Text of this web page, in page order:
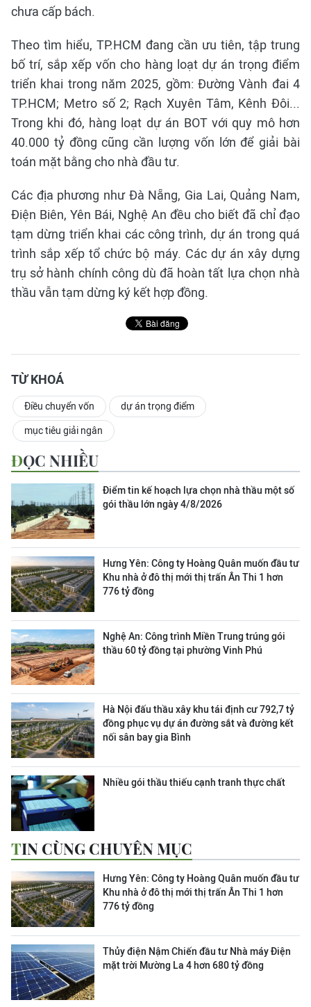
chưa cấp bách.
Theo tìm hiểu, TP.HCM đang cần ưu tiên, tập trung
bố trí, sắp xếp vốn cho hàng loạt dự án trọng điểm
triển khai trong năm 2025, gồm: Đường Vành đai 4
TP.HCM; Metro số 2; Rạch Xuyên Tâm, Kênh Đôi...
Trong khi đó, hàng loạt dự án BOT với quy mô hơn
40.000 tỷ đồng cũng cần lượng vốn lớn để giải bài
toán mặt bằng cho nhà đầu tư.
Các địa phương như Đà Nẵng, Gia Lai, Quảng Nam,
Điện Biên, Yên Bái, Nghệ An đều cho biết đã chỉ đạo
tạm dừng triển khai các công trình, dự án trong quá
trình sắp xếp tổ chức bộ máy. Các dự án xây dựng
trụ sở hành chính công dù đã hoàn tất lựa chọn nhà
thầu vẫn tạm dừng ký kết hợp đồng.
TỪ KHOÁ
Điều chuyển vốn dự án trọng điểm
mục tiêu giải ngân
ĐỌC NHIỀU
Điểm tin kế hoạch lựa chọn nhà thầu một số
gói thầu lớn ngày 4/8/2026
Hưng Yên: Công ty Hoàng Quân muốn đầu tư
Khu nhà ở đô thị mới thị trấn Ân Thi 1 hơn
776 tỷ đồng
Nghệ An: Công trình Miền Trung trúng gói
thầu 60 tỷ đồng tại phường Vinh Phú
Hà Nội đấu thầu xây khu tái định cư 792,7 tỷ
đồng phục vụ dự án đường sắt và đường kết
nối sân bay gia Bình
Nhiều gói thầu thiếu cạnh tranh thực chất
TIN CÙNG CHUYÊN MỤC
Hưng Yên: Công ty Hoàng Quân muốn đầu tư
Khu nhà ở đô thị mới thị trấn Ân Thi 1 hơn
776 tỷ đồng
Thủy điện Nậm Chiến đầu tư Nhà máy Điện
mặt trời Mường La 4 hơn 680 tỷ đồng